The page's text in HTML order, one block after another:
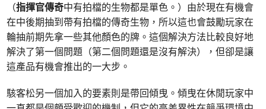
（指揮官傳奇中有拍檔的生物都是單色。）由於現在有機會
在中後期抽到帶有拍檔的傳奇生物，所以這也會鼓勵玩家在
輪抽前期先拿一些其他顏色的牌。這個解決方法比較良好地
解決了第一個問題（第二個問題還是沒有解決），但卻是讓
這產品有機會推出的一大步。
駭客松另一個加入的要素則是帶回傾曳。傾曳在休閒玩家中